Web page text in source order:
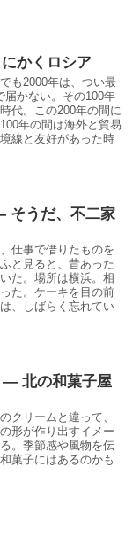
かくロシア
も2000年は、つい最
届かない。その100年
代。この200年の間に
年の間は海外と貿易
線と友好があった時
そうだ、不二家
仕事で借りたものを
と見ると、昔あった
た。場所は横浜。相
た。ケーキを目の前
、しばらく忘れてい
— 北の和菓子屋
クリームと違って、
形が作り出すイメー
。季節感や風物を伝
菓子にはあるのかも